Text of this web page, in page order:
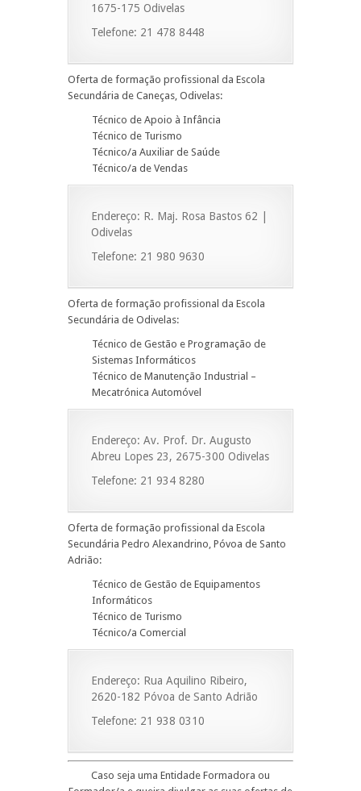
1675-175 Odivelas
Telefone: 21 478 8448
Oferta de formação profissional da Escola
Secundária de Caneças, Odivelas:
Técnico de Apoio à Infância
Técnico de Turismo
Técnico/a Auxiliar de Saúde
Técnico/a de Vendas
Endereço: R. Maj. Rosa Bastos 62 |
Odivelas
Telefone: 21 980 9630
Oferta de formação profissional da Escola
Secundária de Odivelas:
Técnico de Gestão e Programação de
Sistemas Informáticos
Técnico de Manutenção Industrial –
Mecatrónica Automóvel
Endereço: Av. Prof. Dr. Augusto
Abreu Lopes 23, 2675-300 Odivelas
Telefone: 21 934 8280
Oferta de formação profissional da Escola
Secundária Pedro Alexandrino, Póvoa de Santo
Adrião:
Técnico de Gestão de Equipamentos
Informáticos
Técnico de Turismo
Técnico/a Comercial
Endereço: Rua Aquilino Ribeiro,
2620-182 Póvoa de Santo Adrião
Telefone: 21 938 0310
Caso seja uma Entidade Formadora ou